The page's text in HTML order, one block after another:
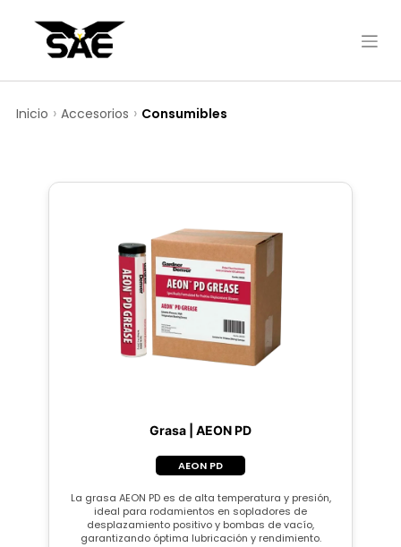
Inicio Accesorios Consumibles
Grasa | AEON PD
AEON PD
La grasa AEON PD es de alta temperatura y presión,
ideal para rodamientos en sopladores de
desplazamiento positivo y bombas de vacío,
garantizando óptima lubricación y rendimiento.